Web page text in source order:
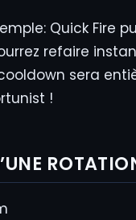
Quick Fire
refaire
sera
!